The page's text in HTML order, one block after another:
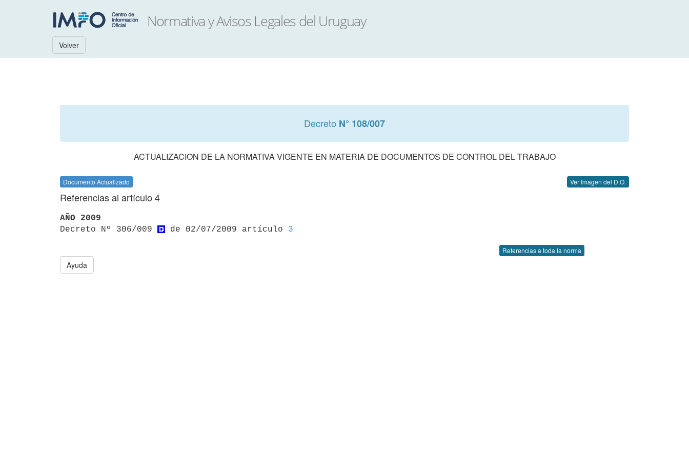
Volver
Decreto N° 108/007
ACTUALIZACION DE LA NORMATIVA VIGENTE EN MATERIA DE DOCUMENTOS DE CONTROL DEL TRABAJO
Documento Actualizado Ver Imagen del D.O.
Referencias al artículo 4
AÑO 2009
Decreto Nº 306/009
de 02/07/2009 artículo 3
Referencias a toda la norma
Ayuda